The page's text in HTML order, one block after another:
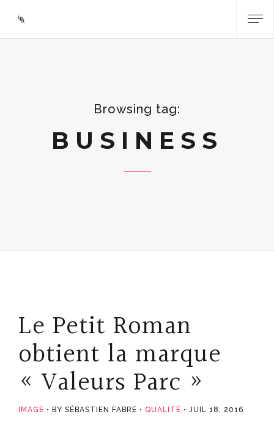
Browsing tag:
BUSINESS
Le Petit Roman
obtient la marque
« Valeurs Parc »
IMAGE BY SÉBASTIEN FABRE QUALITÉ JUIL 18, 2016